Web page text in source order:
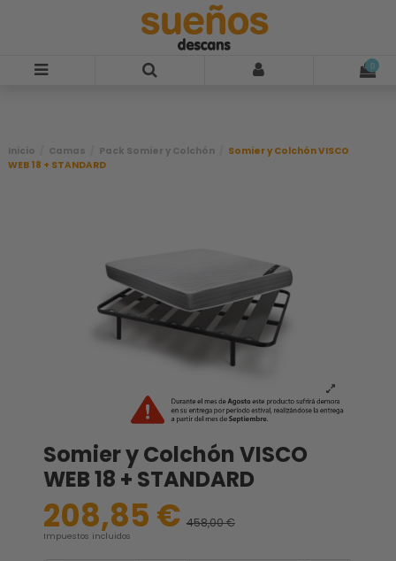
0
Inicio Camas Pack Somier y Colchón
Somier y Colchón VISCO
WEB 18 + STANDARD
Somier y Colchón VISCO
WEB 18 + STANDARD
208,85 € 458,00 €
Impuestos incluidos